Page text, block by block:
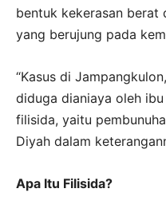
bentuk kekerasan berat
yang berujung pada
“Kasus di
diduga dianiaya oleh
filisida, yaitu
Diyah dalam
Apa Itu Filisida?